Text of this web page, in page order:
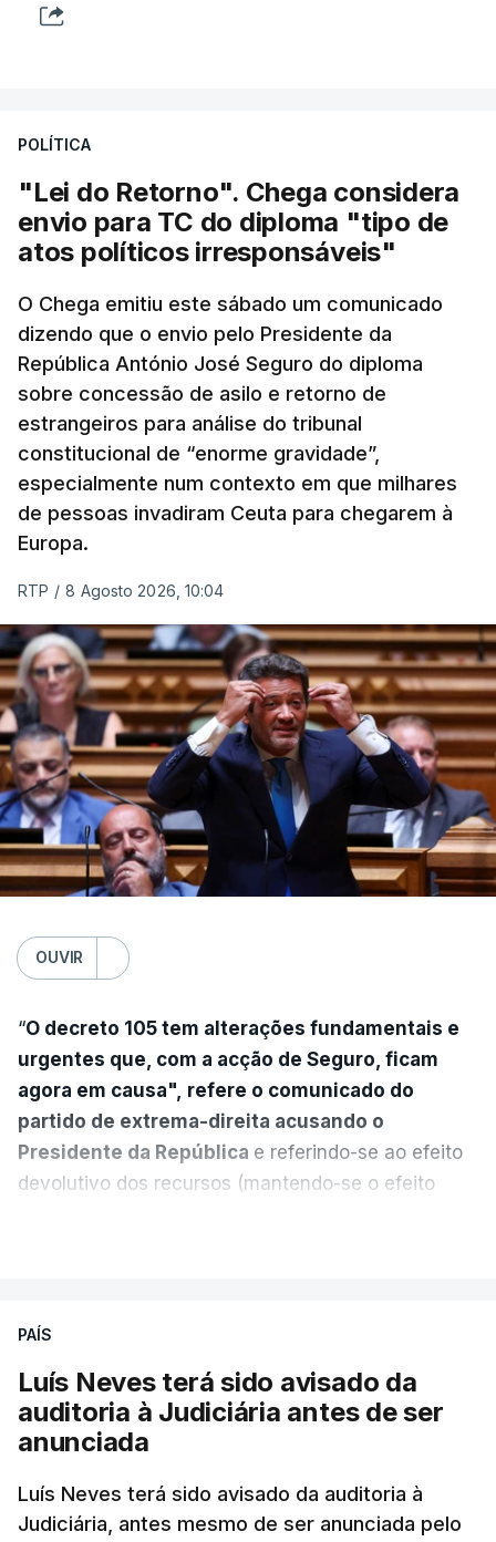
POLÍTICA
"Lei do Retorno". Chega considera
envio para TC do diploma "tipo de
atos políticos irresponsáveis"
O Chega emitiu este sábado um comunicado
dizendo que o envio pelo Presidente da
República António José Seguro do diploma
sobre concessão de asilo e retorno de
estrangeiros para análise do tribunal
constitucional de “enorme gravidade”,
especialmente num contexto em que milhares
de pessoas invadiram Ceuta para chegarem à
Europa.
RTP / 8 Agosto 2026, 10:04
OUVIR
“O decreto 105 tem alterações fundamentais e
urgentes que, com a acção de Seguro, ficam
agora em causa", refere o comunicado do
partido de extrema-direita acusando o
Presidente da República e referindo-se ao efeito
devolutivo dos recursos (mantendo-se o efeito
quanto à possibilidade de expulsar do país
cidadãos adultos em situação ilegal, se
tiverem filhos menores.
prazo de 60 dias, os imigrantes terão que ser
libertados,ainda que os seus pedidos de asilo
PAÍS
Luís Neves terá sido avisado da
auditoria à Judiciária antes de ser
anunciada
Luís Neves terá sido avisado da auditoria à
Judiciária, antes mesmo de ser anunciada pelo